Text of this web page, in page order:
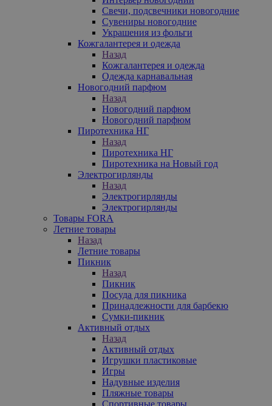
Свечи, подсвечники новогодние
Сувениры новогодние
Украшения из фольги
Кожгалантерея и одежда
Назад
Кожгалантерея и одежда
Одежда карнавальная
Новогодний парфюм
Назад
Новогодний парфюм
Новогодний парфюм
Пиротехника НГ
Назад
Пиротехника НГ
Пиротехника на Новый год
Электрогирлянды
Назад
Электрогирлянды
Электрогирлянды
Товары FORA
Летние товары
Назад
Летние товары
Пикник
Назад
Пикник
Посуда для пикника
Принадлежности для барбекю
Сумки-пикник
Активный отдых
Назад
Активный отдых
Игрушки пластиковые
Игры
Надувные изделия
Пляжные товары
Спортивные товары